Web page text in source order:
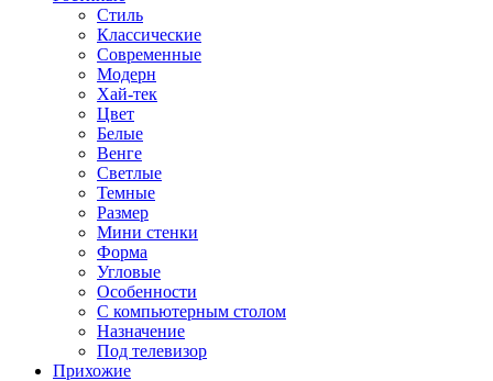
Стиль
Классические
Современные
Модерн
Хай-тек
Цвет
Белые
Венге
Светлые
Темные
Размер
Мини стенки
Форма
Угловые
Особенности
С компьютерным столом
Назначение
Под телевизор
Прихожие